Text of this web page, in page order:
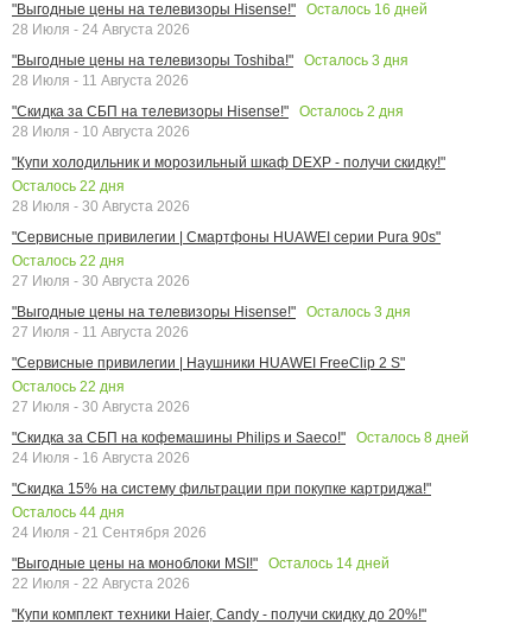
"Выгодные цены на телевизоры Hisense!"
Осталось 16 дней
28 Июля - 24 Августа 2026
"Выгодные цены на телевизоры Toshiba!"
Осталось 3 дня
28 Июля - 11 Августа 2026
"Скидка за СБП на телевизоры Hisense!"
Осталось 2 дня
28 Июля - 10 Августа 2026
"Купи холодильник и морозильный шкаф DEXP - получи скидку!"
Осталось 22 дня
28 Июля - 30 Августа 2026
"Сервисные привилегии | Смартфоны HUAWEI серии Pura 90s"
Осталось 22 дня
27 Июля - 30 Августа 2026
"Выгодные цены на телевизоры Hisense!"
Осталось 3 дня
27 Июля - 11 Августа 2026
"Сервисные привилегии | Наушники HUAWEI FreeClip 2 S"
Осталось 22 дня
27 Июля - 30 Августа 2026
"Скидка за СБП на кофемашины Philips и Saeco!"
Осталось 8 дней
24 Июля - 16 Августа 2026
"Скидка 15% на систему фильтрации при покупке картриджа!"
Осталось 44 дня
24 Июля - 21 Сентября 2026
"Выгодные цены на моноблоки MSI!"
Осталось 14 дней
22 Июля - 22 Августа 2026
"Купи комплект техники Haier, Candy - получи скидку до 20%!"